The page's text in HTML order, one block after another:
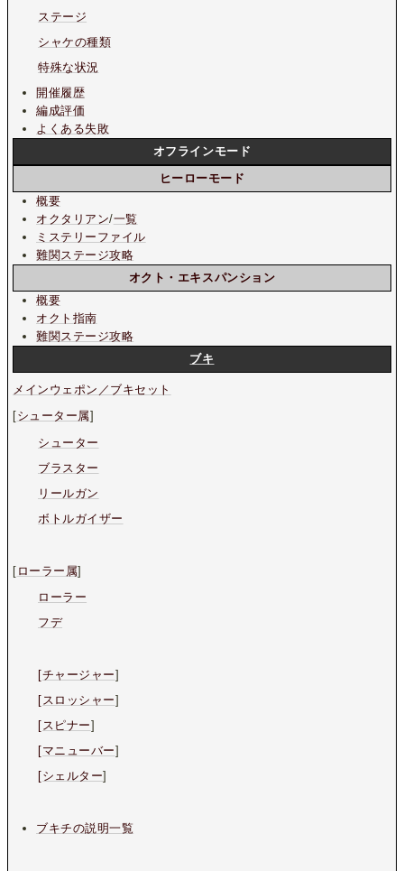
ステージ
シャケの種類
特殊な状況
開催履歴
編成評価
よくある失敗
オフラインモード
ヒーローモード
概要
オクタリアン/一覧
ミステリーファイル
難関ステージ攻略
オクト・エキスパンション
概要
オクト指南
難関ステージ攻略
ブキ
メインウェポン／ブキセット
[シューター属]
シューター
ブラスター
リールガン
ボトルガイザー
[ ローラー属]
ローラー
フデ
[チャージャー]
[スロッシャー]
[スピナー]
[マニューバー]
[シェルター]
ブキチの説明一覧